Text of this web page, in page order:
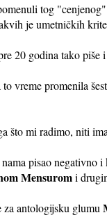
tog
je umetničkih
20 godina tako piše i
vreme promenila
što mi radimo, niti
pisao negativno i
Mensuromi
antologijsku glumu